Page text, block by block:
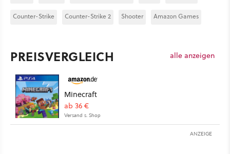
Counter-Strike Counter-Strike 2 Shooter Amazon Games
PREISVERGLEICH alle anzeigen
Minecraft
ab 36 €
Versand s. Shop
ANZEIGE